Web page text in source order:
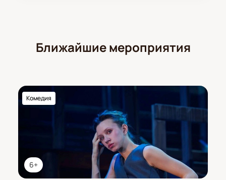
Ближайшие мероприятия
6+
Комедия